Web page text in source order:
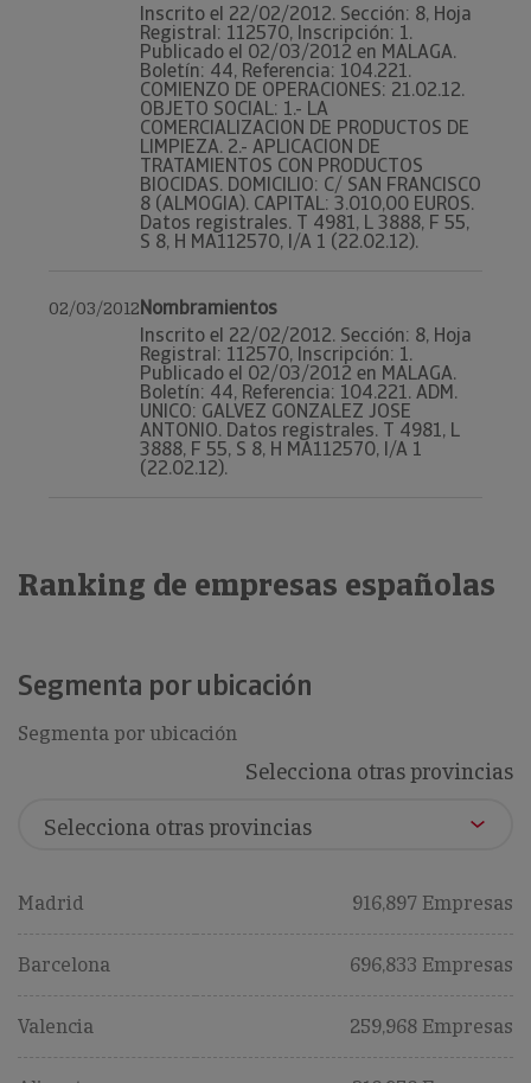
Inscrito el 22/02/2012. Sección: 8, Hoja
Registral: 112570, Inscripción: 1.
Publicado el 02/03/2012 en MALAGA.
Boletín: 44, Referencia: 104.221.
COMIENZO DE OPERACIONES: 21.02.12.
OBJETO SOCIAL: 1.- LA
COMERCIALIZACION DE PRODUCTOS DE
LIMPIEZA. 2.- APLICACION DE
TRATAMIENTOS CON PRODUCTOS
BIOCIDAS. DOMICILIO: C/ SAN FRANCISCO
8 (ALMOGIA). CAPITAL: 3.010,00 EUROS.
Datos registrales. T 4981, L 3888, F 55,
S 8, H MA112570, I/A 1 (22.02.12).
02/03/2012Nombramientos
Inscrito el 22/02/2012. Sección: 8, Hoja
Registral: 112570, Inscripción: 1.
Publicado el 02/03/2012 en MALAGA.
Boletín: 44, Referencia: 104.221. ADM.
UNICO: GALVEZ GONZALEZ JOSE
ANTONIO. Datos registrales. T 4981, L
3888, F 55, S 8, H MA112570, I/A 1
(22.02.12).
Ranking de empresas españolas
Segmenta por ubicación
Segmenta por ubicación
Selecciona otras provincias
Madrid 916,897 Empresas
Barcelona 696,833 Empresas
Valencia 259,968 Empresas